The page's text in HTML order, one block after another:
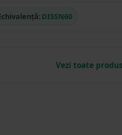
DISSN60
Vezi toate